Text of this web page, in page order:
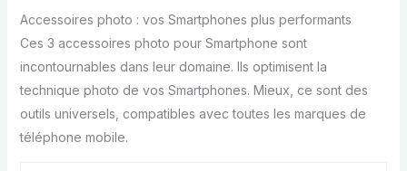
Accessoires photo : vos Smartphones plus performants
Ces 3 accessoires photo pour Smartphone sont
incontournables dans leur domaine. Ils optimisent la
technique photo de vos Smartphones. Mieux, ce sont des
outils universels, compatibles avec toutes les marques de
téléphone mobile.